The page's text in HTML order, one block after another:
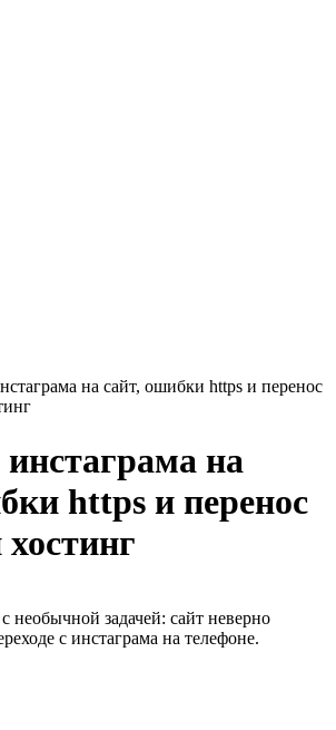
на сайт, ошибки https и перенос
инстаграма на
https и перенос
необычной задачей: сайт неверно
с инстаграма на телефоне.